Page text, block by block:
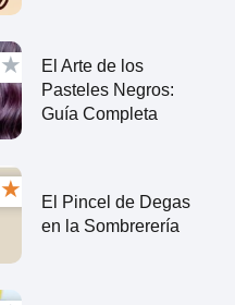
★
El Arte de los
Pasteles Negros:
Guía Completa
★
El Pincel de Degas
en la Sombrerería